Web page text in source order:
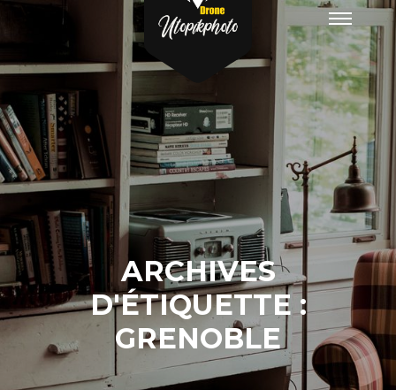
Menu
ARCHIVES
D'ÉTIQUETTE :
GRENOBLE